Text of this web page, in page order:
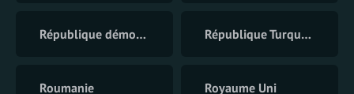
République démocratique du Congo République Turque du Chypre du Nord
Roumanie Royaume Uni